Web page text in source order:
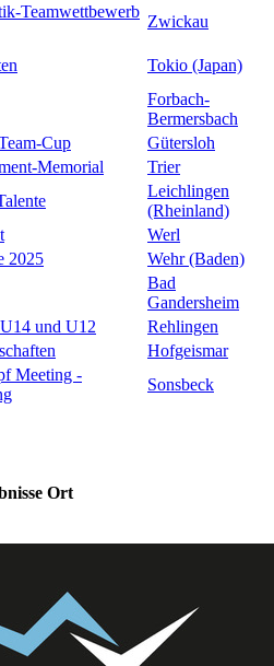
Teamwettbewerb
Zwickau
Tokio (Japan)
Forbach-
Bermersbach
Cup
Gütersloh
Memorial
Trier
Leichlingen
(Rheinland)
Werl
2025
Wehr (Baden)
Bad
Gandersheim
und U12
Rehlingen
Hofgeismar
Meeting -
Sonsbeck
Ort